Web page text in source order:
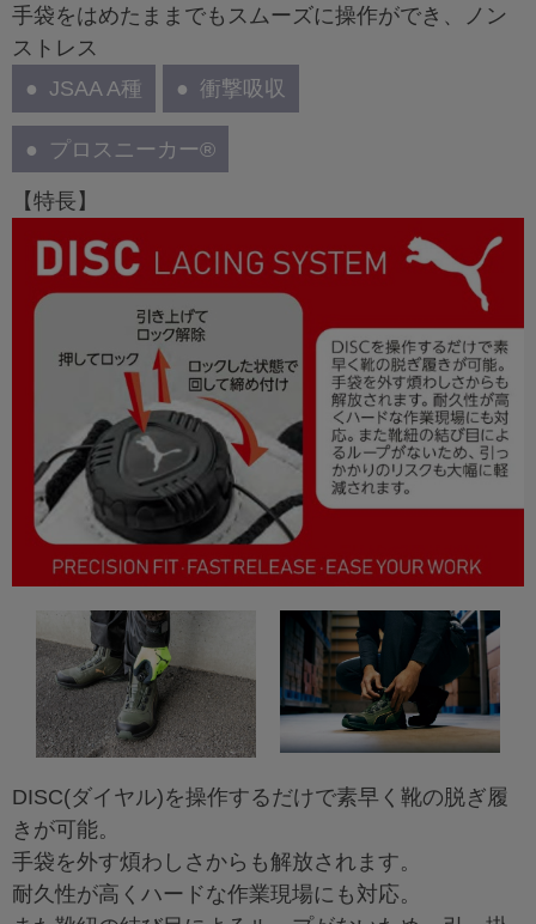
手袋をはめたままでもスムーズに操作ができ、ノン
ストレス
JSAA A種
衝撃吸収
プロスニーカー®
【特長】
DISC(ダイヤル)を操作するだけで素早く靴の脱ぎ履
きが可能。
手袋を外す煩わしさからも解放されます。
耐久性が高くハードな作業現場にも対応。